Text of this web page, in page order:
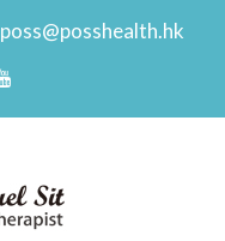
poss@posshealth.hk